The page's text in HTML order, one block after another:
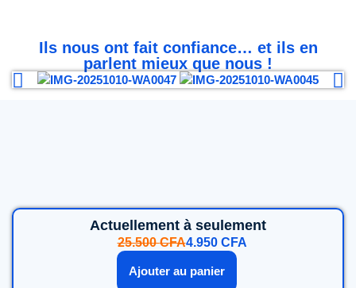
Ils nous ont fait confiance… et ils en
parlent mieux que nous !
Actuellement à seulement
25.500CFA4.950 CFA
Ajouter au panier